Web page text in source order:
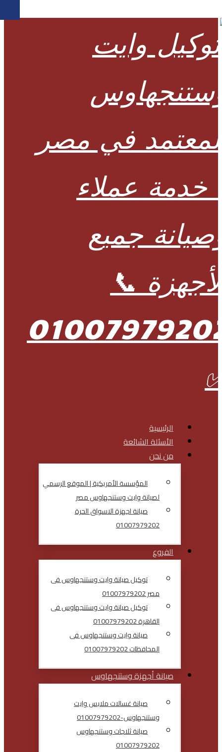
الرئيسية
الأسئلة الشائعة
من نحن
المؤسسة الأمريكية | الموقع الرسمي
لصيانة وايت وستنجهاوس مصر
صيانة اجهزة الاسواق الحرة
01007979202
الفروع
توكيل صيانة وايت وستنجهاوس فى
مصر 01007979202
توكيل صيانة وايت وستنجهاوس فى
القاهرة 01007979202
صيانة وايت وستنجهاوس فى
المحافظات 01007979202
صيانة أجهزة وستنجهاوس
صيانة غسالات ملابس وايت
وستنجهاوس-01007979202
صيانة ثلاجات وستنجهاوس
01007979202